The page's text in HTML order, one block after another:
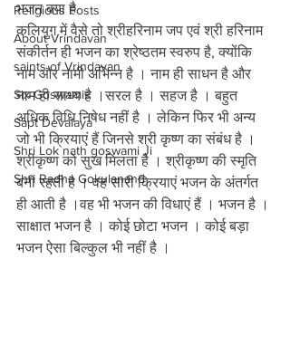
Religious Posts
About Vrindavan
saints of Vrindavan
Six Goswamis
Sapt Devalaya
Shri Lok nath goswami Ji
Shri Radha Gokulanand
भजन क्या है
कलियुग में वैसे तो श्रीहरिनाम जप एवं श्री हरिनाम
संकीर्तन ही भजन का श्रेष्ठतम स्वरुप है, क्योंकि
नाम और नामी अभिन्न है । नाम ही साधन है और
नाम ही साध्य है ।सरल है । सहज है । बहुत
अधिक विधि निषेध नहीं है । लेकिन फिर भी अन्य
जो भी क्रियाएं हैं जिनसे श्री कृष्ण का संबंध है ।
श्रीकृष्ण को सुख मिलता है । श्रीकृष्ण की स्मृति
बनी रहती है । वह सारी क्रियाएं भजन के अंतर्गत
ही आती है ।वह भी भजन की विधाएं हैं । भजन है ।
साक्षात भजन है । कोई छोटा भजन । कोई बड़ा
भजन ऐसा बिल्कुल भी नहीं है ।